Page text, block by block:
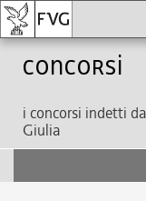
Concorsi
i concorsi indetti
Giulia